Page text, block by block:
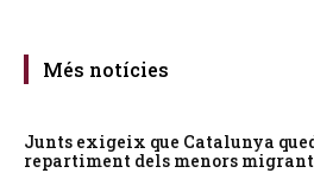
Més notícies
Junts exigeix que Catalunya
repartiment dels menors